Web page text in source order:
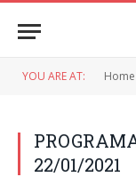
YOU ARE AT: Home
22/01/2021